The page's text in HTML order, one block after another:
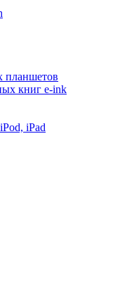
планшетов
книг e-ink
iPad